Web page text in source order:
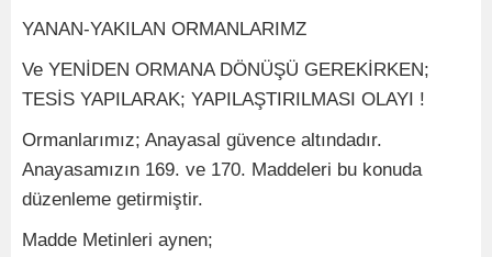
YANAN-YAKILAN ORMANLARIMZ
Ve YENİDEN ORMANA DÖNÜŞÜ GEREKİRKEN;
TESİS YAPILARAK; YAPILAŞTIRILMASI OLAYI !
Ormanlarımız; Anayasal güvence altındadır.
Anayasamızın 169. ve 170. Maddeleri bu konuda
düzenleme getirmiştir.
Madde Metinleri aynen;